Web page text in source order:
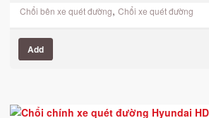
Chổi bên xe quét đường, Chổi xe quét đường
Add